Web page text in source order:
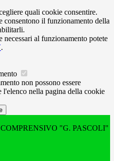
quali cookie consentire.
consentono il funzionamento della
al funzionamento potete
.
non possono essere
nella pagina della cookie
"G. PASCOLI"